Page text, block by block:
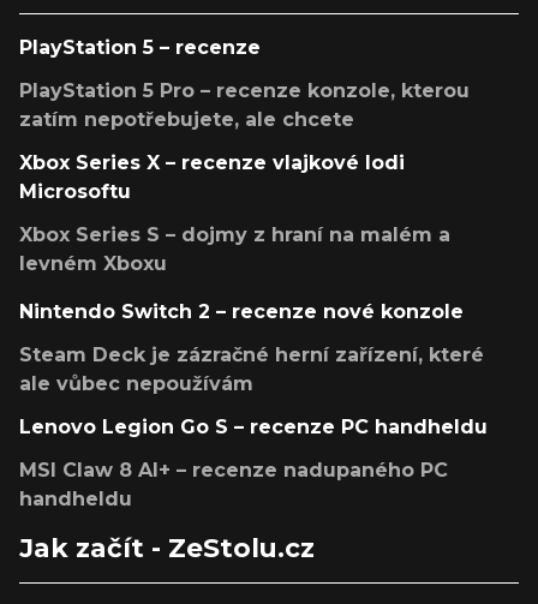
PlayStation 5 – recenze
PlayStation 5 Pro – recenze konzole, kterou
zatím nepotřebujete, ale chcete
Xbox Series X – recenze vlajkové lodi
Microsoftu
Xbox Series S – dojmy z hraní na malém a
levném Xboxu
Nintendo Switch 2 – recenze nové konzole
Steam Deck je zázračné herní zařízení, které
ale vůbec nepoužívám
Lenovo Legion Go S – recenze PC handheldu
MSI Claw 8 AI+ – recenze nadupaného PC
handheldu
Jak začít - ZeStolu.cz